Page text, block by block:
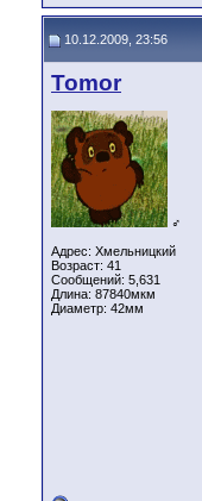
10.12.2009, 23:56
Tomor
♂
Адрес: Хмельницкий
Возраст: 41
Сообщений: 5,631
Длина: 87840мкм
Диаметр: 42мм